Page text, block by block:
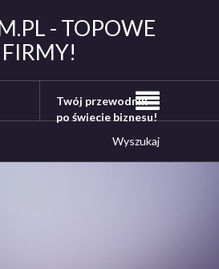
- TOPOWE
FIRMY!
Twój przewodnik
po świecie biznesu!